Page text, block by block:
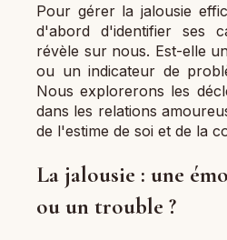
Pour gérer la jalousie
d'abord d'identifier ses
révèle sur nous. Est-elle
ou un indicateur de
Nous explorerons les
dans les relations
de l'estime de soi et de la
La jalousie : une
ou un trouble ?